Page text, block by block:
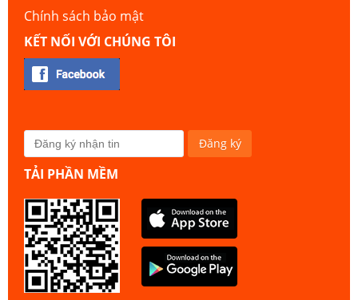
Chính sách bảo mật
KẾT NỐI VỚI CHÚNG TÔI
TẢI PHẦN MỀM